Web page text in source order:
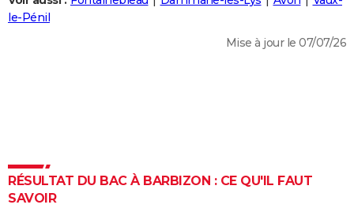
Destinations
City break
Voyage nature
Voyage de noces
Forum
Climat
+
PHOTO
Dictionnaire
Biographies
Citations
Expressions
Proverbes
PROGRAMME TV
le-Pénil
Mise à jour le 07/07/26
RÉSULTAT DU BAC À BARBIZON : CE QU'IL FAUT
SAVOIR